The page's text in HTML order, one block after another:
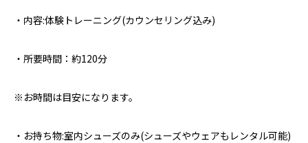
・内容:体験トレーニング(カウンセリング込み)
・所要時間：約120分
※お時間は目安になります。
・お持ち物:室内シューズのみ⁣(シューズやウェアもレンタル可能)